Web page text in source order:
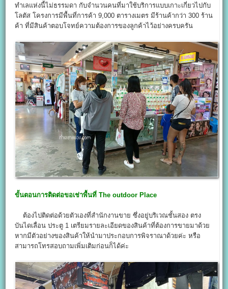
ทำเลแห่งนี้ไม่ธรรมดา กับจำนวนคนที่มาใช้บริการแบบเกาะเกี่ยวไปกับ
โลตัส โครงการมีพื้นที่การค้า 9,000 ตารางเมตร มีร้านค้ากว่า 300 ร้าน
ค้า ที่มีสินค้าตอบโจทย์ความต้องการของลูกค้าไว้อย่างครบครัน
ขั้นตอนการติดต่อขอเช่าพื้นที่ The outdoor Place
ต้องไปติดต่อด้วยตัวเองที่สำนักงานขาย ซึ่งอยู่บริเวณชั้นสอง ตรง
บันไดเลื่อน ประตู 1 เตรียมรายละเอียดของสินค้าที่ต้องการขายมาด้วย
หากมีตัวอย่างของสินค้าให้นำมาประกอบการพิจราณาด้วยค่ะ หรือ
สามารถโทรสอบถามเพิ่มเติมก่อนก็ได้ค่ะ